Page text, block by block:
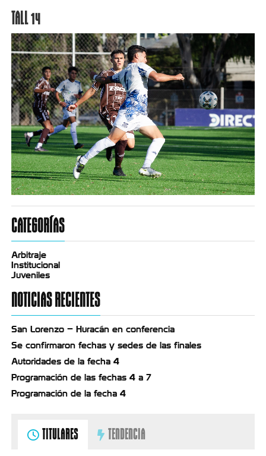
TALL 14
CATEGORÍAS
Arbitraje
Institucional
Juveniles
NOTICIAS RECIENTES
San Lorenzo – Huracán en conferencia
Se confirmaron fechas y sedes de las finales
Autoridades de la fecha 4
Programación de las fechas 4 a 7
Programación de la fecha 4
TITULARES TENDENCIA